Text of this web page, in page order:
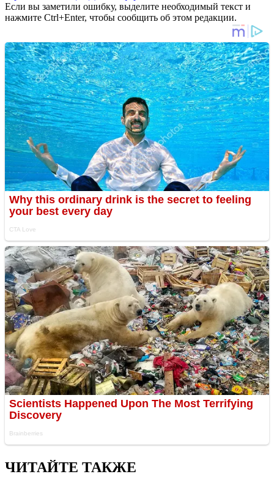
Если вы заметили ошибку, выделите необходимый текст и
нажмите Ctrl+Enter, чтобы сообщить об этом редакции.
ЧИТАЙТЕ ТАКЖЕ